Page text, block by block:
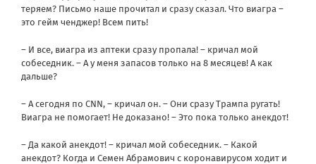
теряем? Письмо наше прочитал и сразу сказал. Что виагра –
это гейм ченджер! Всем пить!
– И все, виагра из аптеки сразу пропала! – кричал мой
собеседник. – А у меня запасов только на 8 месяцев! А как
дальше?
– А сегодня по CNN, – кричал он. – Они сразу Трампа ругать!
Виагра не помогает! Не доказано! – Это пока только анекдот!
– Да какой анекдот! – кричал мой собеседник. – Какой
анекдот? Когда и Семен Абрамович с коронавирусом ходит и